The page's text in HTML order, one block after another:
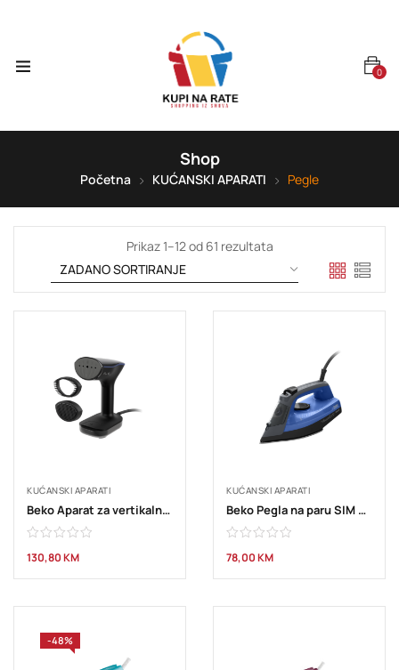
0
Shop
Početna KUĆANSKI APARATI Pegle
Prikaz 1–12 od 61 rezultata
KUĆANSKI APARATI
Beko Aparat za vertikalno peglanje STM 7122 B
130,80KM
KUĆANSKI APARATI
Beko Pegla na paru SIM 3024 B
78,00KM
-48%